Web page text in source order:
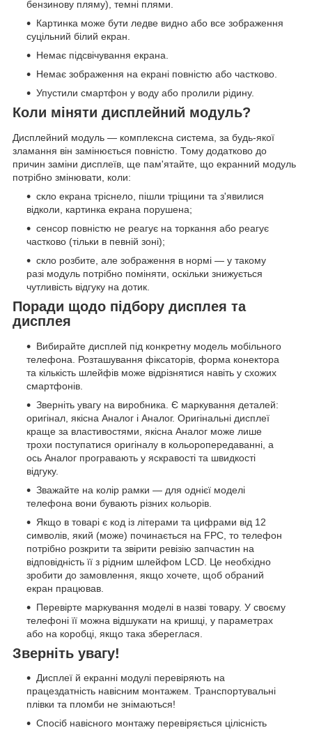
бензинову пляму), темні плями.
Картинка може бути ледве видно або все зображення
суцільний білий екран.
Немає підсвічування екрана.
Немає зображення на екрані повністю або частково.
Упустили смартфон у воду або пролили рідину.
Коли міняти дисплейний модуль?
Дисплейний модуль — комплексна система, за будь-якої
зламання він замінюється повністю. Тому додатково до
причин заміни дисплеїв, ще пам'ятайте, що екранний модуль
потрібно змінювати, коли:
скло екрана тріснело, пішли тріщини та з'явилися
відколи, картинка екрана порушена;
сенсор повністю не реагує на торкання або реагує
частково (тільки в певній зоні);
скло розбите, але зображення в нормі — у такому
разі модуль потрібно поміняти, оскільки знижується
чутливість відгуку на дотик.
Поради щодо підбору дисплея та
дисплея
Вибирайте дисплей під конкретну модель мобільного
телефона. Розташування фіксаторів, форма конектора
та кількість шлейфів може відрізнятися навіть у схожих
смартфонів.
Зверніть увагу на виробника. Є маркування деталей:
оригінал, якісна Аналог і Аналог. Оригінальні дисплеї
краще за властивостями, якісна Аналог може лише
трохи поступатися оригіналу в кольоропередаванні, а
ось Аналог програвають у яскравості та швидкості
відгуку.
Зважайте на колір рамки — для однієї моделі
телефона вони бувають різних кольорів.
Якщо в товарі є код із літерами та цифрами від 12
символів, який (може) починається на FPC, то телефон
потрібно розкрити та звірити ревізію запчастин на
відповідність її з рідним шлейфом LCD. Це необхідно
зробити до замовлення, якщо хочете, щоб обраний
екран працював.
Перевірте маркування моделі в назві товару. У своєму
телефоні її можна відшукати на кришці, у параметрах
або на коробці, якщо така збереглася.
Зверніть увагу!
Дисплеї й екранні модулі перевіряють на
працездатність навісним монтажем. Транспортувальні
плівки та пломби не знімаються!
Спосіб навісного монтажу перевіряється цілісність